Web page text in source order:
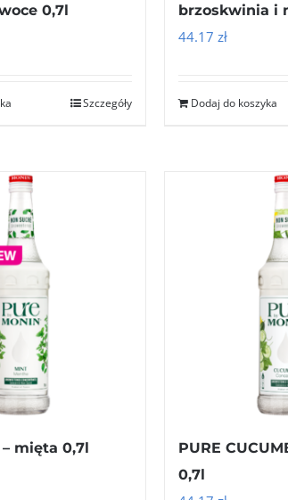
0,7l
Szczegóły
brzoskwinia i
44.17 zł
Dodaj do koszyka
– mięta 0,7l
PURE
0,7l